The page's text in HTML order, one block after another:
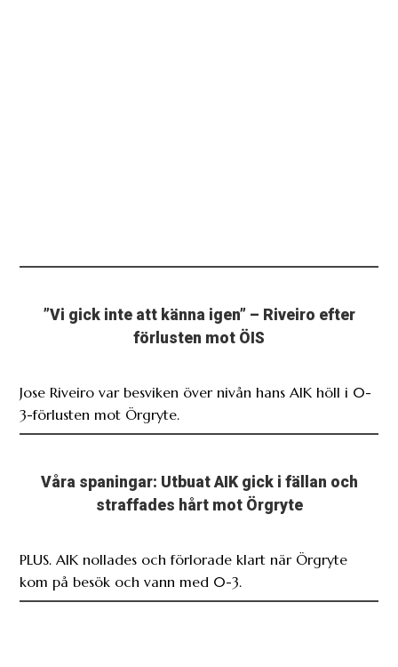
”Vi gick inte att känna igen” – Riveiro efter
förlusten mot ÖIS
Jose Riveiro var besviken över nivån hans AIK höll i 0-
3-förlusten mot Örgryte.
Våra spaningar: Utbuat AIK gick i fällan och
straffades hårt mot Örgryte
PLUS. AIK nollades och förlorade klart när Örgryte
kom på besök och vann med 0-3.